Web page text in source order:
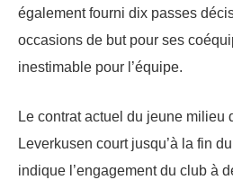
également fourni dix passes
occasions de but pour ses
inestimable pour l’équipe.
Le contrat actuel du jeune milieu
Leverkusen court jusqu’à la fin
indique l’engagement du club à